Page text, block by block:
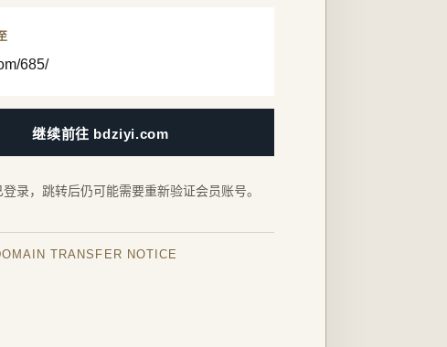
685/
继续前往 bdziyi.com
录，跳转后仍可能需要重新验证会员账号。
TRANSFER NOTICE